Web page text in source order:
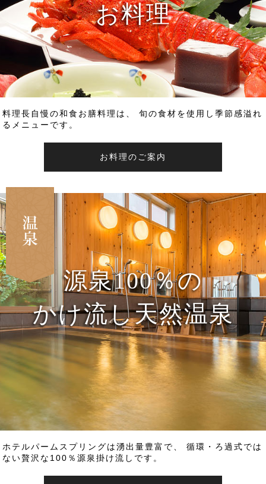
お料理
料理長自慢の和食お膳料理は、 旬の食材を使用し季節感溢れ
るメニューです。
お料理のご案内
源泉100％の
かけ流し天然温泉
ホテルパームスプリングは湧出量豊富で、 循環・ろ過式では
ない贅沢な100％源泉掛け流しです。